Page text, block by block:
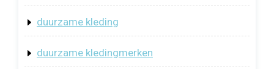
duurzame kleding
duurzame kledingmerken